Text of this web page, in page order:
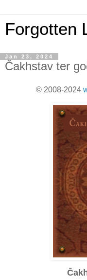
Forgotten
Jan 23, 2024
Čakhstav ter
© 2008-2024